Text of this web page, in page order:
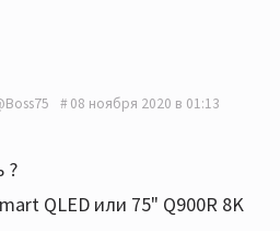
08 ноября 2020 в 01:13
?
QLED или 75" Q900R 8K